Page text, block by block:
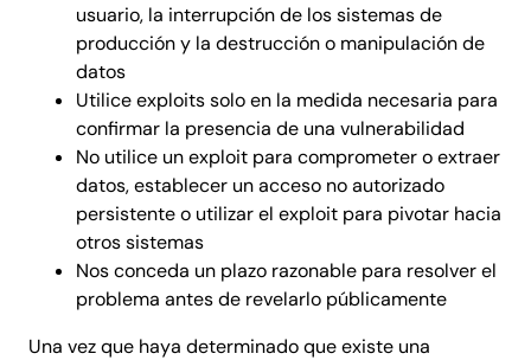
usuario, la interrupción de los sistemas de
producción y la destrucción o manipulación de
datos
Utilice exploits solo en la medida necesaria para
confirmar la presencia de una vulnerabilidad
No utilice un exploit para comprometer o extraer
datos, establecer un acceso no autorizado
persistente o utilizar el exploit para pivotar hacia
otros sistemas
Nos conceda un plazo razonable para resolver el
problema antes de revelarlo públicamente
Una vez que haya determinado que existe una